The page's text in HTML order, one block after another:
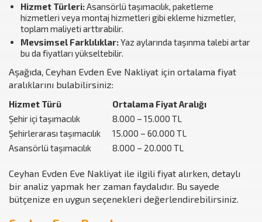
Hizmet Türleri:Asansörlü taşımacılık, paketleme
hizmetleri veya montaj hizmetleri gibi ekleme hizmetler,
toplam maliyeti arttırabilir.
Mevsimsel Farklılıklar:Yaz aylarında taşınma talebi artar
bu da fiyatları yükseltebilir.
Aşağıda, Ceyhan Evden Eve Nakliyat için ortalama fiyat
aralıklarını bulabilirsiniz:
Hizmet Türü
Ortalama Fiyat Aralığı
Şehir içi taşımacılık
8.000 – 15.000 TL
Şehirlerarası taşımacılık
15.000 – 60.000 TL
Asansörlü taşımacılık
8.000 – 20.000 TL
Ceyhan Evden Eve Nakliyat ile ilgili fiyat alırken, detaylı
bir analiz yapmak her zaman faydalıdır. Bu sayede
bütçenize en uygun seçenekleri değerlendirebilirsiniz.